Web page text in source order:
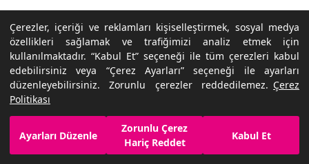
Çerezler, içeriği ve reklamları kişiselleştirmek, sosyal medya
özellikleri sağlamak ve trafiğimizi analiz etmek için
kullanılmaktadır. “Kabul Et” seçeneği ile tüm çerezleri kabul
edebilirsiniz veya “Çerez Ayarları” seçeneği ile ayarları
düzenleyebilirsiniz. Zorunlu çerezler reddedilemez. Çerez
Politikası
Ayarları Düzenle
Zorunlu Çerez
Hariç Reddet
Kabul Et
Desibela.com
Hakkımızda
İletişim
Şirket Bilgileri
musterihizmetleri@desibela.com